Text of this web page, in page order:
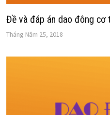
Đề và đáp án dao đông cơ
Tháng Năm 25, 2018